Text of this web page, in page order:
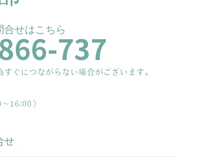
合せはこちら737
すぐにつながらない場合がございます。
16:00）
せ